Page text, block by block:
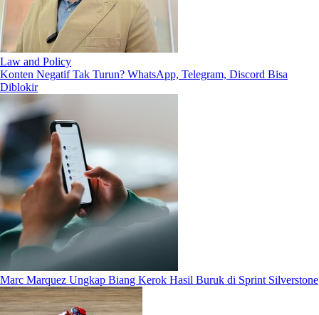
Law and Policy
Konten Negatif Tak Turun? WhatsApp, Telegram, Discord Bisa
Diblokir
Marc Marquez Ungkap Biang Kerok Hasil Buruk di Sprint Silverstone